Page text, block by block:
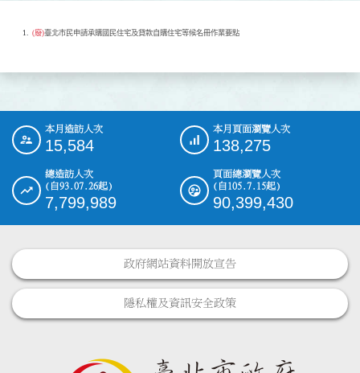
(廢)臺北市民申請承購國民住宅及貸款自購住宅等候名冊作業要點
::: 本月造訪人次
15,584
本月頁面瀏覽人次
138,275
總造訪人次
(自93.07.26起)
7,799,989
頁面總瀏覽人次
(自105.7.15起)
90,399,430
政府網站資料開放宣告
隱私權及資訊安全政策